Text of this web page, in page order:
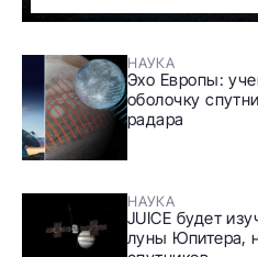
НАУКА
Эхо Европы:
оболочку
радара
НАУКА
JUICE будет
луны Юпитера,